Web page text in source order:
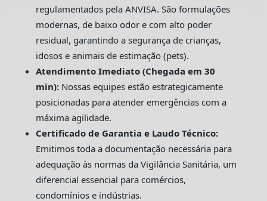
regulamentados pela ANVISA. São formulações
modernas, de baixo odor e com alto poder
residual, garantindo a segurança de crianças,
idosos e animais de estimação (pets).
Atendimento Imediato (Chegada em 30
min):Nossas equipes estão estrategicamente
posicionadas para atender emergências com a
máxima agilidade.
Certificado de Garantia e Laudo Técnico:
Emitimos toda a documentação necessária para
adequação às normas da Vigilância Sanitária, um
diferencial essencial para comércios,
condomínios e indústrias.